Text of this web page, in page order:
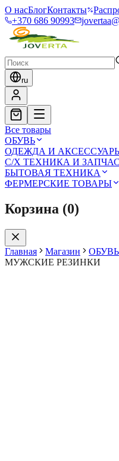
О насБлогКонтакты
+370 686 90993
ru
Все товары
ОБУВЬ
ОДЕЖДА И
С/Х ТЕХНИКА И
БЫТОВАЯ ТЕХНИКА
ФЕРМЕРСКИЕ ТОВАРЫ
Корзина (0)
Главная Магазин ОБУВЬ
МУЖСКИЕ РЕЗИНКИ